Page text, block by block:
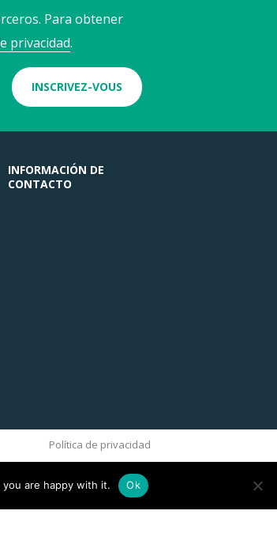
Para obtener
privacidad.
INSCRIVEZ-VOUS
INFORMACIÓN DE
CONTACTO
Política de privacidad
are happy with it. Ok